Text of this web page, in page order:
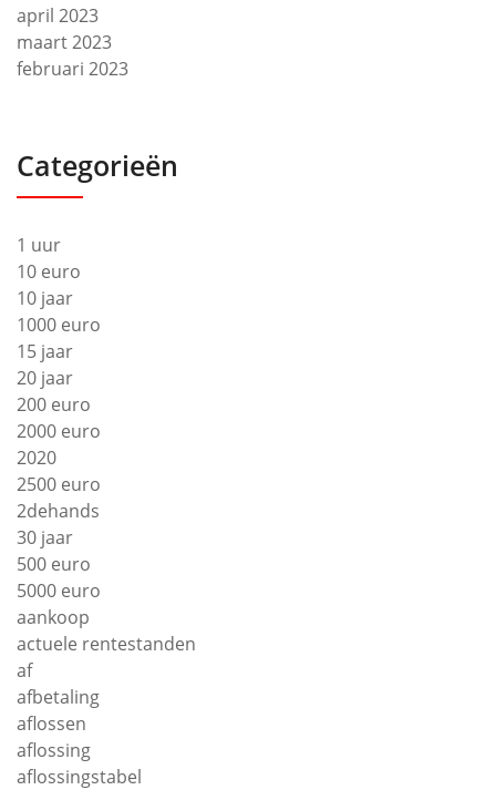
april 2023
maart 2023
februari 2023
Categorieën
1 uur
10 euro
10 jaar
1000 euro
15 jaar
20 jaar
200 euro
2000 euro
2020
2500 euro
2dehands
30 jaar
500 euro
5000 euro
aankoop
actuele rentestanden
af
afbetaling
aflossen
aflossing
aflossingstabel